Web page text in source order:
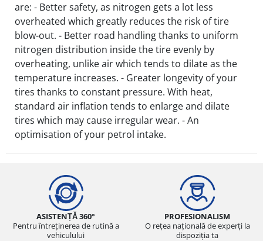
are: - Better safety, as nitrogen gets a lot less
overheated which greatly reduces the risk of tire
blow-out. - Better road handling thanks to uniform
nitrogen distribution inside the tire evenly by
overheating, unlike air which tends to dilate as the
temperature increases. - Greater longevity of your
tires thanks to constant pressure. With heat,
standard air inflation tends to enlarge and dilate
tires which may cause irregular wear. - An
optimisation of your petrol intake.
ASISTENȚĂ 360°
Pentru întreținerea de rutină a
vehiculului
PROFESIONALISM
O rețea națională de experți la
dispoziția ta